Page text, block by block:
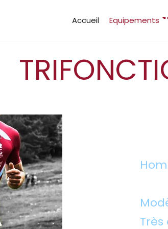
Accueil Equipements